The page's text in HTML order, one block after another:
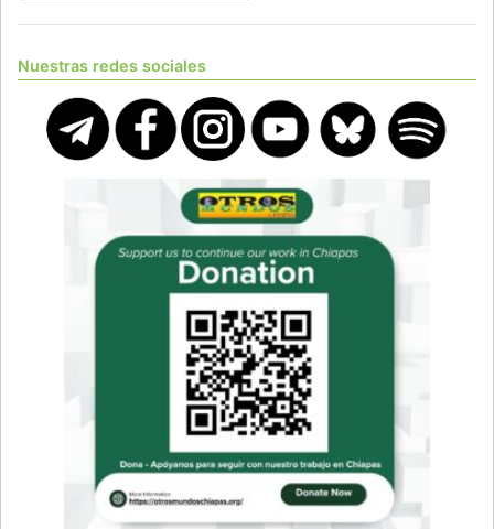
Nuestras redes sociales